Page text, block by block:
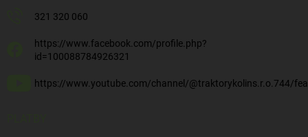
321 320 060
https://www.facebook.com/profile.php?
id=100088784926321
https://www.youtube.com/channel/@traktorykolins.r.o.744/